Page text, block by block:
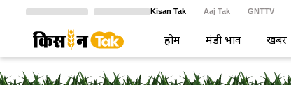
Kisan Tak Aaj Tak GNTTV
Crime Tak Astro Tak
होम मंडी भाव खबरें